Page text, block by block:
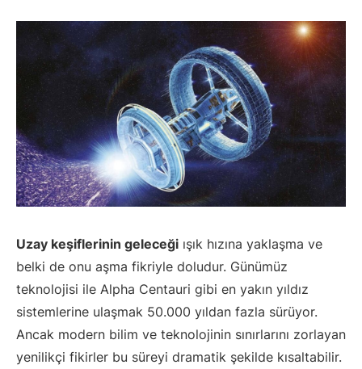
Uzay keşiflerinin geleceği ışık hızına yaklaşma ve
belki de onu aşma fikriyle doludur. Günümüz
teknolojisi ile Alpha Centauri gibi en yakın yıldız
sistemlerine ulaşmak 50.000 yıldan fazla sürüyor.
Ancak modern bilim ve teknolojinin sınırlarını zorlayan
yenilikçi fikirler bu süreyi dramatik şekilde kısaltabilir.